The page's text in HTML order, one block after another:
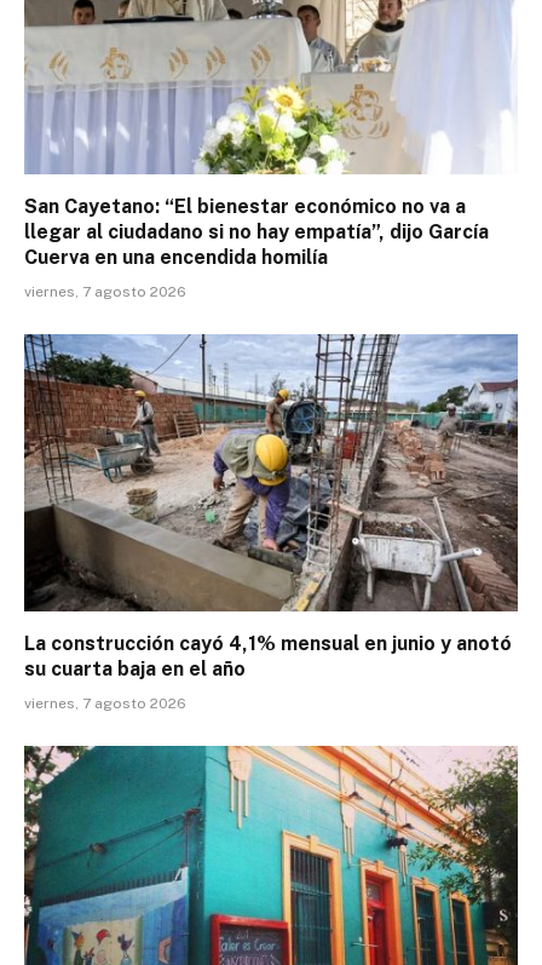
San Cayetano: “El bienestar económico no va a
llegar al ciudadano si no hay empatía”, dijo García
Cuerva en una encendida homilía
viernes, 7 agosto 2026
La construcción cayó 4,1% mensual en junio y anotó
su cuarta baja en el año
viernes, 7 agosto 2026